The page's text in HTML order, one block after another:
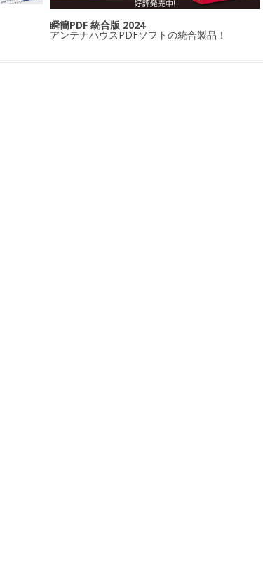
瞬簡PDF 統合版 2024
アンテナハウスPDFソフトの統合製品！